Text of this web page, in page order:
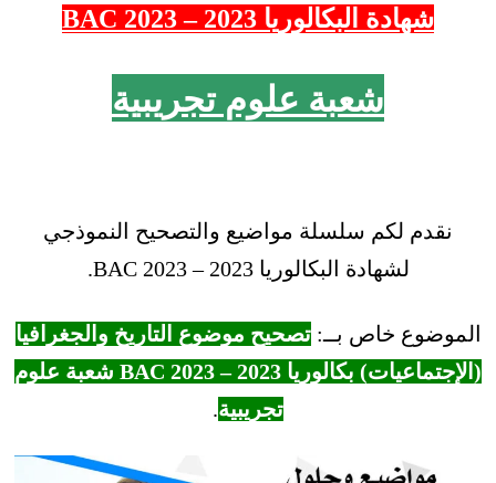
شهادة البكالوريا 2023 – 2023 BAC
شعبة علوم تجريبية
نقدم لكم سلسلة مواضيع والتصحيح النموذجي
لشهادة البكالوريا 2023 – BAC 2023.
الموضوع خاص بــ:تصحيح موضوع التاريخ والجغرافيا
(الإجتماعيات) بكالوريا 2023 – BAC 2023 شعبة علوم
تجريبية.